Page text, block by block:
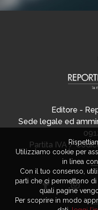
Editore -
Sede legale ed
Partita IVA /
Utilizziamo cookie per
in linea
Con il tuo consenso,
parti che ci permettono
quali pagine
Per scoprire in modo